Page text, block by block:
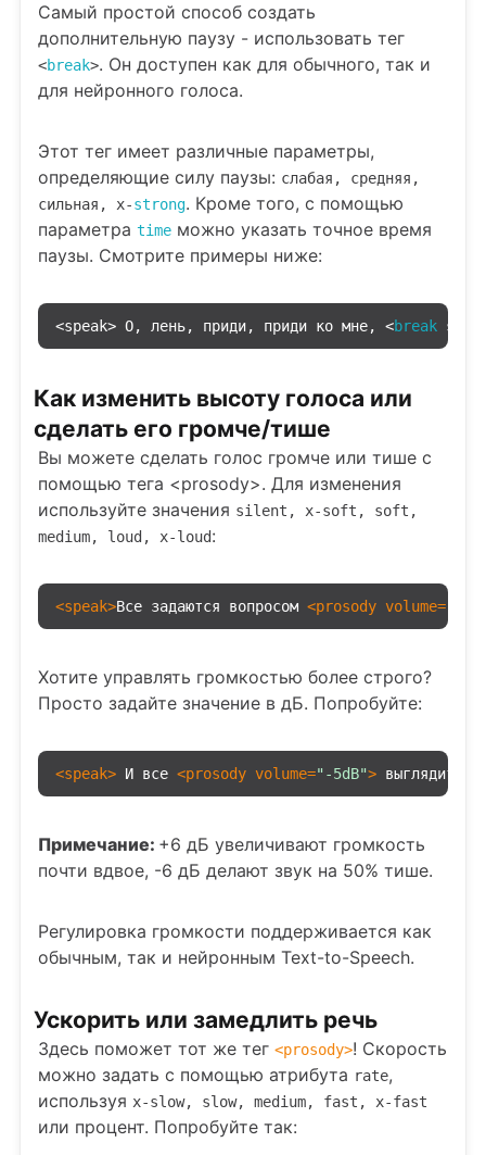
Самый простой способ создать
дополнительную паузу - использовать тег
<break>. Он доступен как для обычного, так и
для нейронного голоса.
Этот тег имеет различные параметры,
определяющие силу паузы: слабая, средняя,
сильная, x-strong. Кроме того, с помощью
параметра time можно указать точное время
паузы. Смотрите примеры ниже:
<speak> О, лень, приди, приди ко мне, <break
Как изменить высоту голоса или
сделать его громче/тише
Вы можете сделать голос громче или тише с
помощью тега <prosody>. Для изменения
используйте значения silent, x-soft, soft,
medium, loud, x-loud:
<speak>Все задаются вопросом <prosody volume=
Хотите управлять громкостью более строго?
Просто задайте значение в дБ. Попробуйте:
<speak> И все <prosody volume="-5dB"> выглядит
Примечание: +6 дБ увеличивают громкость
почти вдвое, -6 дБ делают звук на 50% тише.
Регулировка громкости поддерживается как
обычным, так и нейронным Text-to-Speech.
Ускорить или замедлить речь
Здесь поможет тот же тег <prosody>! Скорость
можно задать с помощью атрибута rate,
используя x-slow, slow, medium, fast, x-fast
или процент. Попробуйте так: